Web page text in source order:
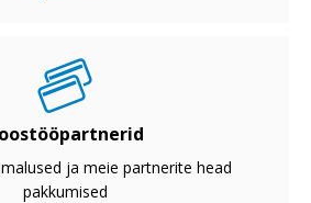
ja meie partnerite head
pakkumised